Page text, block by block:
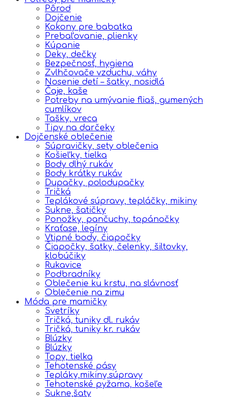
Pôrod
Dojčenie
Kokony pre babatka
Prebaľovanie, plienky
Kúpanie
Deky, dečky
Bezpečnosť, hygiena
Zvlhčovače vzduchu, váhy
Nosenie detí – šatky, nosidlá
Čaje, kaše
Potreby na umývanie fliaš, gumených
cumlíkov
Tašky, vreca
Tipy na darčeky
Dojčenské oblečenie
Súpravičky, sety oblečenia
Košieľky, tielka
Body dlhý rukáv
Body krátky rukáv
Dupačky, polodupačky
Tričká
Teplákové súpravy, tepláčky, mikiny
Sukne, šatičky
Ponožky, pančuchy, topánočky
Kraťase, legíny
Vtipné body, čiapočky
Čiapočky, šatky, čelenky, šiltovky,
klobúčiky
Rukavice
Podbradníky
Oblečenie ku krstu, na slávnosť
Oblečenie na zimu
Móda pre mamičky
Svetríky
Tričká, tuniky dl. rukáv
Tričká, tuniky kr. rukáv
Blúzky
Blúzky
Topy, tielka
Tehotenské pásy
Tepláky,mikiny,súpravy
Tehotenské pyžama, košeľe
Sukne,šaty